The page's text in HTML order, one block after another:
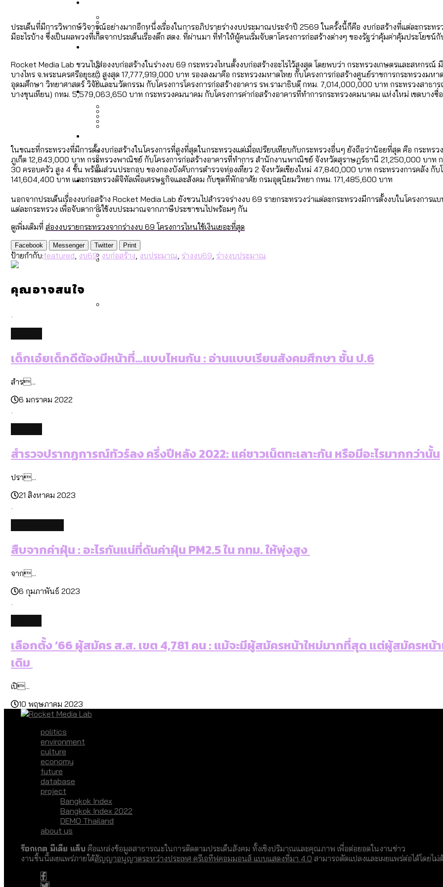
Vote62 ขอบคุณประชาชนที่ร่วมสังเกตการณ์การเลือกตั้งชวนคุยกันถึงบทเรียนที่เ
ขยะของคน กทม. ที่ยังถูกนำไปทิ้งที่ ฉะเชิงเทรา นครปฐม และล่าสุดที่กาญจนบุรี
งบระบายน้ำ-ป้องกันน้ำท่วม 4 ปี (2566-2569) ของ กทม. ในยุคชัชชาติ ลงเขตไหน ท
สำรวจ Hate Speech ที่ถูกผลิตซ้ำผ่านวิดีโอ AI ในช่วงความขัดแย้งไทย-กัมพูชา [ข้
ความเกลียดชังที่ขายได้ : สำรวจ Hate Speech ที่ถูกผลิตซ้ำผ่านวิดีโอ AI ในช่วงค
กรุงเทพฯ เมืองคอนเสิร์ต : สำรวจคอนเสิร์ตและแฟนมีตติ้งในไทยจำนวน 526 งาน
ปีนกำแพงส่องซีรีส์จีน: จีนส่งออกภาพลักษณ์แบบไหนสู่สายตาโลก
เมกะโปรเจ็กต์ของ กทม. ในช่วงที่มีการใช้งบคาบเกี่ยวในยุคชัชชาติ มีอะไร ใช้งบแค่ไ
ค่าฝุ่นในกรุงเทพฯ 2025 เทียบกับจำนวนควันบุหรี่ที่เข้าปอด [ข้อมูลดิบ]
สำรวจเศรษฐกิจในกรุงเทพฯ ผ่าน Bangkok Index 2025
สำรวจงบประมาณรายเขตในกรุงเทพฯ ผ่าน Bangkok Index 2025
สำรวจรายได้จากการจัดเก็บภาษีในกรุงเทพฯ ผ่าน Bangkok Index 2025
สังคมผู้สูงอายุไทย [ข้อมูลดิบ]
กรุงเทพฯ เมืองสังคมผู้สูงอายุ [ข้อมูลดิบ]
กรุงเทพฯ เมืองสังคมผู้สูงอายุ : 36 เขตมีคนตายมากกว่าคนเกิด 18 เขตเป็นสังคมผู้
Database
สำรวจเหตุไฟไหม้ในกรุงเทพฯ 2568 [ข้อมูลดิบ]
คำนำหน้านามและกฎหมายสมรสเท่าเทียม [ข้อมูลดิบ]
Bangkok Index
Bangkok Index 2022
DEMO Thailand
About Us
ประเด็นที่มีการวิพากษ์วิจารณ์อย่างมากอีกหนึ่งเรื่องในการอภิปรายร่างงบประมาณประจำปี 2569 ในครั้งนี้ก็คือ งบก่อสร้างที่แต่ละกระทรว
มีอะไรบ้าง ซึ่งเป็นผลพวงที่เกิดจากประเด็นเรื่องตึก สตง. ที่ผ่านมา ที่ทำให้ผู้คนเริ่มจับตาโครงการก่อสร้างต่างๆ ของรัฐว่าคุ้มค่าคุ้มประโยช
Rocket Media Lab ชวนไปส่องงบก่อสร้างในร่างงบ 69 กระทรวงไหนตั้งงบก่อสร้างอะไรไว้สูงสุด โดยพบว่า กระทรวงเกษตรและสหกรณ์
บางไทร จ.พระนครศรีอยุธยา สูงสุด 17,777,919,000 บาท รองลงมาคือ กระทรวงมหาดไทย กับโครงการก่อสร้างศูนย์ราชการกระทรวงมห
อุดมศึกษา วิทยาศาสตร์ วิจัยและนวัตกรรม กับโครงการโครงการก่อสร้างอาคาร รพ.รามาธิบดี กทม. 7,014,000,000 บาท กระทรวงสาธา
บางขุนเทียน) กทม. 5,579,063,650 บาท กระทรวงคมนาคม กับโครงการค่าก่อสร้างอาคารที่ทำการกระทรวงคมนาคม แห่งใหม่ เขตบาง
ในขณะที่กระทรวงที่มีการตั้งงบก่อสร้างในโครงการที่สูงที่สุดในกระทรวงแต่เมื่อเปรียบเทียบกับกระทรวงอื่นๆ ยังถือว่าน้อยที่สุด คือ กระทร
ภูเก็ต 12,843,000 บาท กระทรวงพาณิชย์ กับโครงการก่อสร้างอาคารที่ทำการ สำนักงานพาณิชย์ จังหวัดสุราษฎร์ธานี 21,250,000 บาท
30 ครอบครัว สูง 4 ชั้น พร้อมส่วนประกอบ ของกองบังคับการตำรวจท่องเที่ยว 2 จังหวัดเชียงใหม่ 47,840,000 บาท กระทรวงการคลัง กั
141,604,400 บาท และกระทรวงดิจิทัลเพื่อเศรษฐกิจและสังคม กับชุดที่พักอาศัย กรมอุตุนิยมวิทยา กทม. 171,485,600 บาท
นอกจากประเด็นเรื่องงบก่อสร้าง Rocket Media Lab ยังชวนไปสำรวจร่างงบ 69 รายกระทรวงว่าแต่ละกระทรวงมีการตั้งงบในโครงการแ
แต่ละกระทรวง เพื่อจับตาการใช้งบประมาณจากภาษีประชาชนไปพร้อมๆ กัน
ดูเพิ่มเติมที่ ส่องงบรายกระทรวงจากร่างงบ 69 โครงการไหนใช้เงินเยอะที่สุด
Facebook Messenger Twitter Print
ป้ายกำกับ:featured งบ69, งบก่อสร้าง งบประมาณ ร่างงบ69 ร่างงบประมาณ
คุณอาจสนใจ
เด็กเอ๋ยเด็กดีต้องมีหน้าที่…แบบไหนกัน : อ่านแบบเรียนสังคมศึกษา ชั้น ป.6
สำร...
6 มกราคม 2022
สำรวจปรากฏการณ์ทัวร์ลง ครึ่งปีหลัง 2022: แค่ชาวเน็ตทะเลาะกัน หรือมีอะไรมากกว่านั้น
ปรา...
21 สิงหาคม 2023
สืบจากค่าฝุ่น : อะไรกันแน่ที่ดันค่าฝุ่น PM2.5 ใน กทม. ให้พุ่งสูง
จาก...
6 กุมภาพันธ์ 2023
เลือกตั้ง ’66 ผู้สมัคร ส.ส. เขต 4,781 คน : แม้จะมีผู้สมัครหน้าใหม่มากที่สุด แต่ผู้สมัครห
เดิม
เปิ...
10 พฤษภาคม 2023
politics
environment
culture
economy
future
database
project
Bangkok Index
Bangkok Index 2022
DEMO Thailand
about us
ร็อกเกต มีเดีย แล็บ คือแหล่งข้อมูลสาธารณะในการติดตามประเด็นสังคม ทั้งเชิงปริมาณและคุณภาพ เพื่อต่อยอดในงานข่าว
งานชิ้นนี้เผยแพร่ภายใต้สัญญาอนุญาตระหว่างประเทศ ครีเอทีฟคอมมอนส์ แบบแสดงที่มา 4.0 สามารถดัดแปลงและเผยแพร่ต่อได้โดย